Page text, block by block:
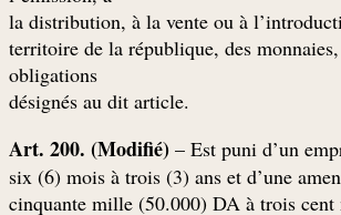
la distribution, à la vente ou à
territoire de la république, des
obligations
.désignés au dit article
Art. 200. (Modifié) – Est puni d’un
six (6) mois à trois (3) ans et d’une
cinquante mille (50.000) DA à trois